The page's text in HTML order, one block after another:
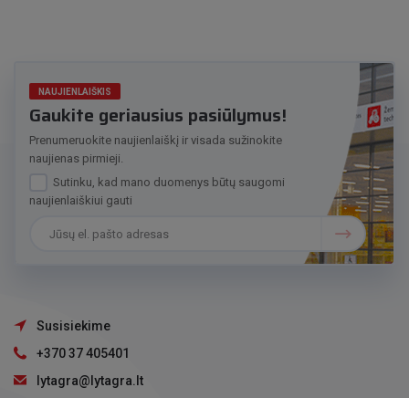
NAUJIENLAIŠKIS
Gaukite geriausius pasiūlymus!
Prenumeruokite naujienlaiškį ir visada sužinokite
naujienas pirmieji.
Sutinku, kad mano duomenys būtų saugomi
naujienlaiškiui gauti
Susisiekime
+370 37 405401
lytagra@lytagra.lt